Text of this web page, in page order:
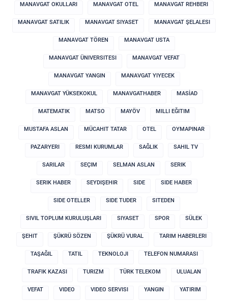
MANAVGAT OKULLARI MANAVGAT OTEL MANAVGAT REHBERI
MANAVGAT SATILIK MANAVGAT SIYASET MANAVGAT ŞELALESI
MANAVGAT TÖREN MANAVGAT USTA
MANAVGAT ÜNIVERSITESI MANAVGAT VEFAT
MANAVGAT YANGIN MANAVGAT YIYECEK
MANAVGAT YÜKSEKOKUL MANAVGATHABER MASİAD
MATEMATIK MATSO MAYÖV MILLI EĞITIM
MUSTAFA ASLAN MÜCAHIT TATAR OTEL OYMAPINAR
PAZARYERI RESMI KURUMLAR SAĞLIK SAHIL TV
SARILAR SEÇIM SELMAN ASLAN SERIK
SERIK HABER SEYDIŞEHIR SIDE SIDE HABER
SIDE OTELLER SIDE TUDER SITEDEN
SIVIL TOPLUM KURULUŞLARI SIYASET SPOR SÜLEK
ŞEHIT ŞÜKRÜ SÖZEN ŞÜKRÜ VURAL TARIM HABERLERI
TAŞAĞIL TATIL TEKNOLOJI TELEFON NUMARASI
TRAFIK KAZASI TURIZM TÜRK TELEKOM ULUALAN
VEFAT VIDEO VIDEO SERVISI YANGIN YATIRIM